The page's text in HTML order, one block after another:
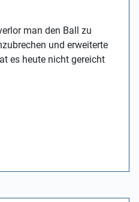
man den Ball zu
und erweiterte
es heute nicht gereicht